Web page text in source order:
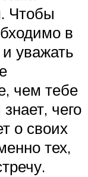
Чтобы
в
уважать
чем тебе
чего
о своих
тех,